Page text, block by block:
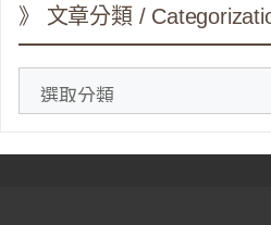
》 文章分類 /
分